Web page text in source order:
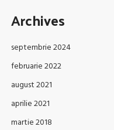
Archives
septembrie 2024
februarie 2022
august 2021
aprilie 2021
martie 2018